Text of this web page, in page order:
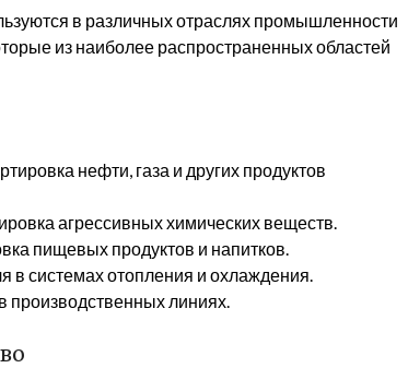
в различных отраслях промышленности
из наиболее распространенных областей
нефти, газа и других продуктов
агрессивных химических веществ.
пищевых продуктов и напитков.
в системах отопления и охлаждения.
производственных линиях.